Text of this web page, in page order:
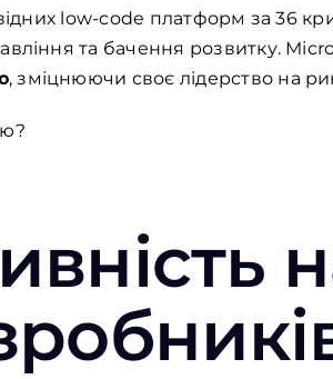
low-code платформ за 36
та бачення розвитку.
, зміцнюючи своє лідерство на